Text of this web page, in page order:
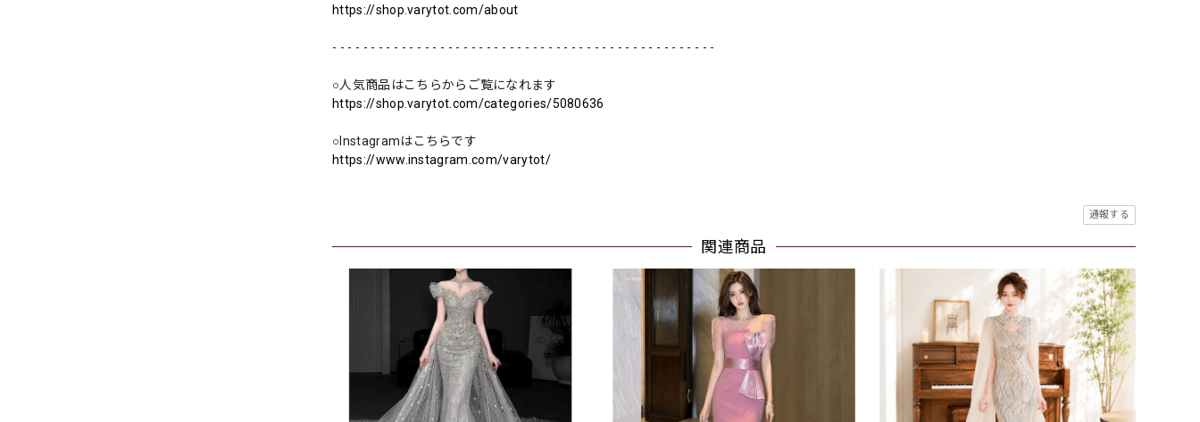
https://shop.varytot.com/about
- - - - - - - - - - - - - - - - - - - - - - - - - - - - - - - - - - - - - - - - - - - - - - - - - -
○人気商品はこちらからご覧になれます
https://shop.varytot.com/categories/5080636
○Instagramはこちらです
https://www.instagram.com/varytot/
通報する
関連商品